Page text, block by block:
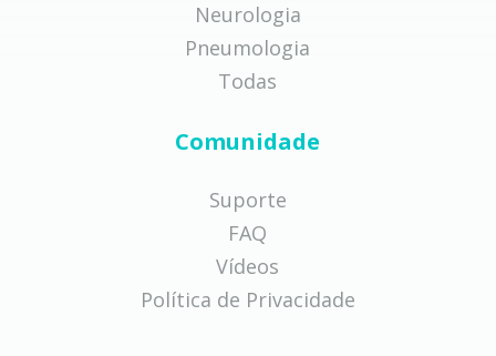
Neurologia
Pneumologia
Todas
Comunidade
Suporte
FAQ
Vídeos
Política de Privacidade